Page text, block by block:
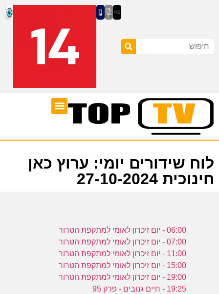
לוח שידורים יומי: ערוץ כאן
חינוכית 27-10-2024
06:00 - יום זיכרון לאומי למתקפת הטרור
07:00 - יום זיכרון לאומי למתקפת הטרור
11:00 - יום זיכרון לאומי למתקפת הטרור
15:00 - יום זיכרון לאומי למתקפת הטרור
19:00 - יום זיכרון לאומי למתקפת הטרור
19:25 - חיים גנובים - פרק 95